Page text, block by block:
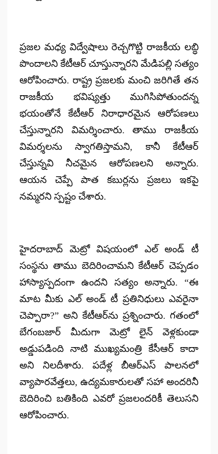
ప్రజల మధ్య విద్వేషాలు రెచ్చగొట్టి రాజకీయ లబ్ధి
పొందాలని కేటీఆర్ చూస్తున్నారని మేడిపల్లి సత్యం
ఆరోపించారు. రాష్ట్ర ప్రజలకు మంచి జరిగితే తన
రాజకీయ భవిష్యత్తు ముగిసిపోతుందన్న
భయంతోనే కేటీఆర్ నిరాధారమైన ఆరోపణలు
చేస్తున్నారని విమర్శించారు. తాము రాజకీయ
విమర్శలను స్వాగతిస్తామని, కానీ కేటీఆర్
చేస్తున్నవి నీచమైన ఆరోపణలని అన్నారు.
ఆయన చెప్పే పాత కబుర్లను ప్రజలు ఇకపై
నమ్మరని స్పష్టం చేశారు.
హైదరాబాద్ మెట్రో విషయంలో ఎల్ అండ్ టీ
సంస్థను తాము బెదిరించామని కేటీఆర్ చెప్పడం
హాస్యాస్పదంగా ఉందని సత్యం అన్నారు. “ఈ
మాట మీకు ఎల్ అండ్ టీ ప్రతినిధులు ఎవరైనా
చెప్పారా?” అని కేటీఆర్‌ను ప్రశ్నించారు. గతంలో
బేగంబజార్ మీదుగా మెట్రో లైన్ వెళ్లకుండా
అడ్డుపడింది నాటి ముఖ్యమంత్రి కేసీఆర్ కాదా
అని నిలదీశారు. పదేళ్ల బీఆర్ఎస్ పాలనలో
వ్యాపారవేత్తలు, ఉద్యమకారులతో సహా అందరినీ
బెదిరించి బతికింది ఎవరో ప్రజలందరికీ తెలుసని
ఆరోపించారు.